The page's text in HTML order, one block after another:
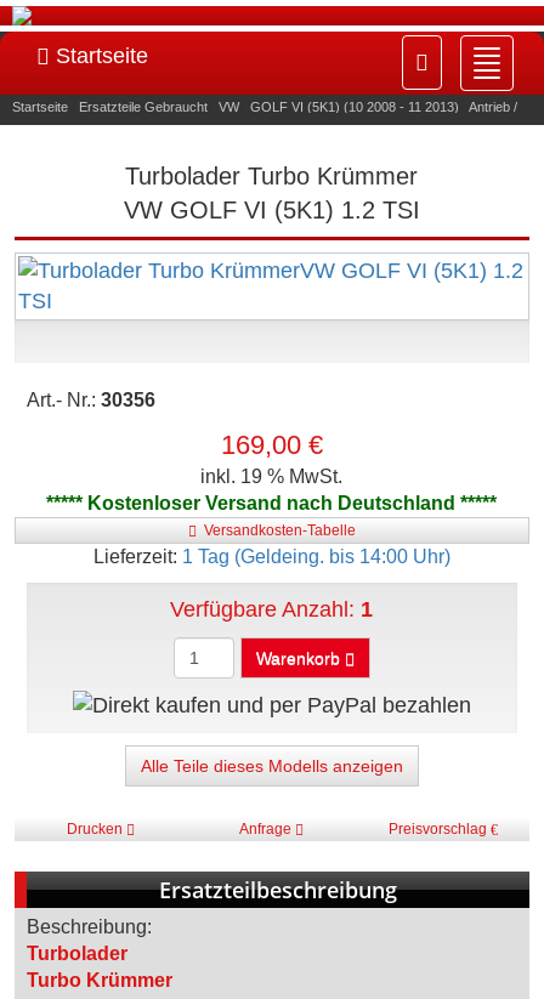
ein-/
Startseite
Startseite Ersatzteile Gebraucht VW» GOLF VI (5K1) (10 2008 - 11 2013)
Antrieb /
Turbolader Turbo Krümmer
VW GOLF VI (5K1) 1.2 TSI
Art.- Nr.: 30356
169,00 €
inkl. 19 % MwSt.
***** Kostenloser Versand nach Deutschland *****
Versandkosten-Tabelle
Lieferzeit: 1 Tag (Geldeing. bis 14:00 Uhr)
Verfügbare Anzahl: 1
Warenkorb
Alle Teile dieses Modells anzeigen
Drucken Anfrage Preisvorschlag
Ersatzteilbeschreibung
Beschreibung:
Turbolader
Turbo Krümmer